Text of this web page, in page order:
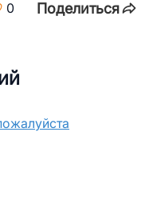
0 Поделиться